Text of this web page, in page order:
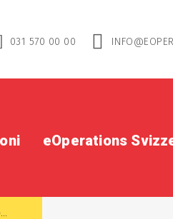
031 570 00 00
eOperations